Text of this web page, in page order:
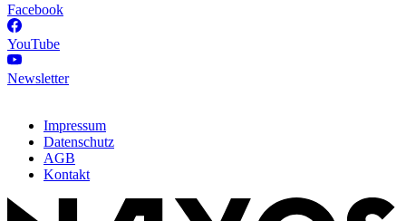
Facebook
YouTube
Newsletter
Impressum
Datenschutz
AGB
Kontakt